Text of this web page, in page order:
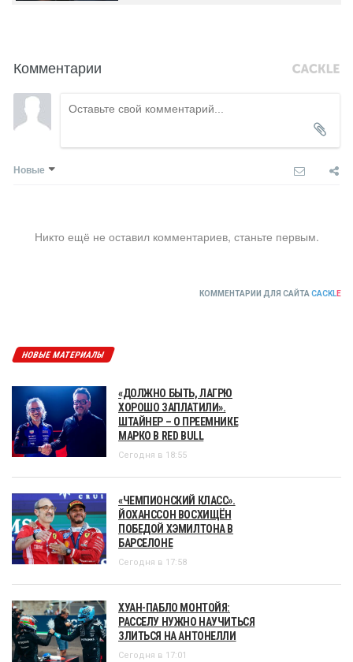
Комментарии
Новые
Никто ещё не оставил комментариев, станьте первым.
КОММЕНТАРИИ ДЛЯ САЙТА CACKLE
НОВЫЕ МАТЕРИАЛЫ
«ДОЛЖНО БЫТЬ, ЛАГРЮ
ХОРОШО ЗАПЛАТИЛИ».
ШТАЙНЕР – О ПРЕЕМНИКЕ
МАРКО В RED BULL
Сегодня в 18:55
«ЧЕМПИОНСКИЙ КЛАСС».
ЙОХАНССОН ВОСХИЩЁН
ПОБЕДОЙ ХЭМИЛТОНА В
БАРСЕЛОНЕ
Сегодня в 17:58
ХУАН-ПАБЛО МОНТОЙЯ:
РАССЕЛУ НУЖНО НАУЧИТЬСЯ
ЗЛИТЬСЯ НА АНТОНЕЛЛИ
Сегодня в 17:01